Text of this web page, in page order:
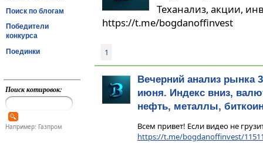
Поиск по блогам
Победители
конкурса
Поединки
Поиск котировок:
Например: Газпром
Теханализ, акции,
https://t.me/bogdanoffinvest
1
Вечерний анализ рынка 3
июня. Индекс вниз,
нефть, металлы,
Всем привет! Если видео не
https://t.me/bogdanoffinvest/